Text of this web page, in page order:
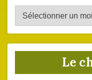
Archives
du
site
Le